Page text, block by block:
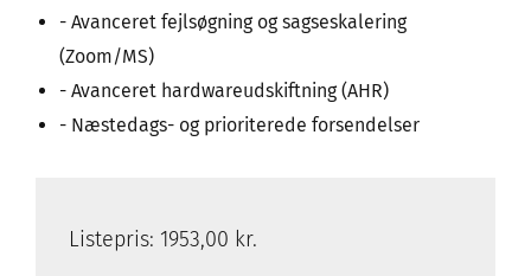
- Avanceret fejlsøgning og sagseskalering
(Zoom/MS)
- Avanceret hardwareudskiftning (AHR)
- Næstedags- og prioriterede forsendelser
Listepris: 1953,00 kr.